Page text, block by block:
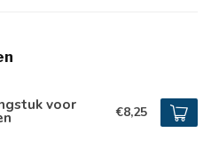
voor €8,25